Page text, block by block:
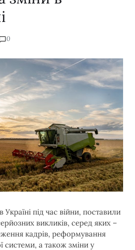
0
під час війни, поставили
викликів, серед яких –
кадрів, реформування
системи, а також зміни у